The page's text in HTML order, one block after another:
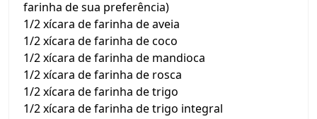
farinha de sua preferência)
1/2 xícara de farinha de aveia
1/2 xícara de farinha de coco
1/2 xícara de farinha de mandioca
1/2 xícara de farinha de rosca
1/2 xícara de farinha de trigo
1/2 xícara de farinha de trigo integral